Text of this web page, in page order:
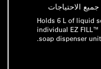
الاحتياجات
Holds 6 L of liquid
individual EZ
soap dispenser